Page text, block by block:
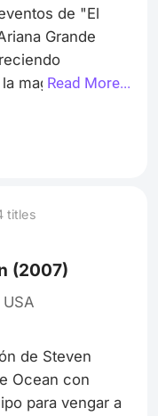
de "El
Grande
magia y
La dirección de
el peso de su
experiencia
Read More...
titles
(2007)
USA
de Steven
Ocean con
para vengar a